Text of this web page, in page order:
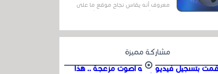
معروف أنه يقاس نجاح موقع ما على
في...
مشاركة مميزة
بتسجيل فيديو وفيه أصوت مزعجة .. هذا